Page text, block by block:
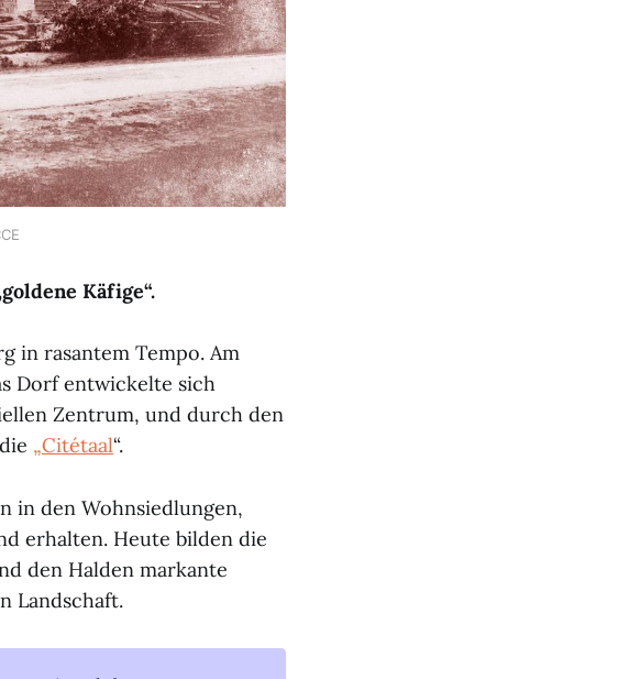
Käfige“.
in rasantem Tempo. Am
Dorf entwickelte sich
Zentrum, und durch den
„Citétaal“.
in den Wohnsiedlungen,
erhalten. Heute bilden die
den Halden markante
Landschaft.